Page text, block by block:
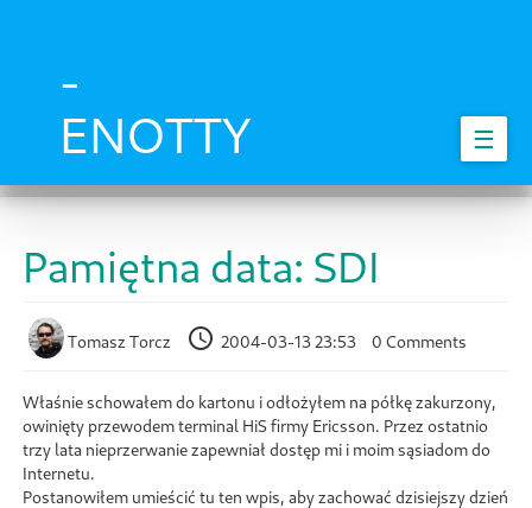
-
ENOTTY
☰
Pamiętna data: SDI
Tomasz Torcz 2004-03-13 23:53 0 Comments
Właśnie schowałem do kartonu i odłożyłem na półkę zakurzony,
owinięty przewodem terminal HiS firmy Ericsson. Przez ostatnio
trzy lata nieprzerwanie zapewniał dostęp mi i moim sąsiadom do
Internetu.
Postanowiłem umieścić tu ten wpis, aby zachować dzisiejszy dzień